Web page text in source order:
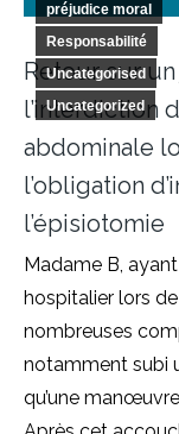
préjudice moral
Responsabilité
Uncategorised
Uncategorized
Retour sur
l’interdiction
abdominale
l’obligation
l’épisiotomie
Madame B,
hospitalier lors
nombreuses
notamment subi
qu’une